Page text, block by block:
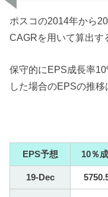
ポスコの2014年から
CAGRを用いて算出す
保守的にEPS成長率
した場合のEPSの推移
EPS予想 10％
19-Dec